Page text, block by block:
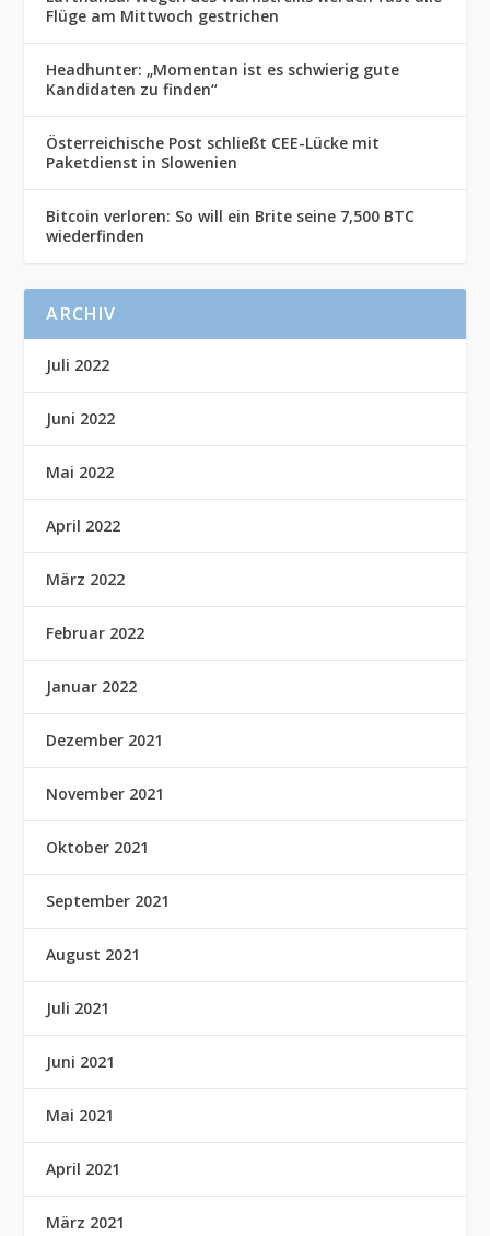
Flüge am Mittwoch gestrichen
Headhunter: „Momentan ist es schwierig gute
Kandidaten zu finden“
Österreichische Post schließt CEE-Lücke mit
Paketdienst in Slowenien
Bitcoin verloren: So will ein Brite seine 7,500 BTC
wiederfinden
ARCHIV
Juli 2022
Juni 2022
Mai 2022
April 2022
März 2022
Februar 2022
Januar 2022
Dezember 2021
November 2021
Oktober 2021
September 2021
August 2021
Juli 2021
Juni 2021
Mai 2021
April 2021
März 2021